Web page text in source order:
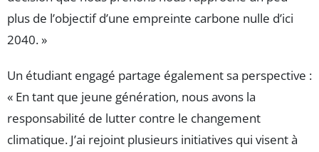
plus de l’objectif d’une empreinte carbone nulle d’ici
2040. »
Un étudiant engagé partage également sa perspective :
« En tant que jeune génération, nous avons la
responsabilité de lutter contre le changement
climatique. J’ai rejoint plusieurs initiatives qui visent à